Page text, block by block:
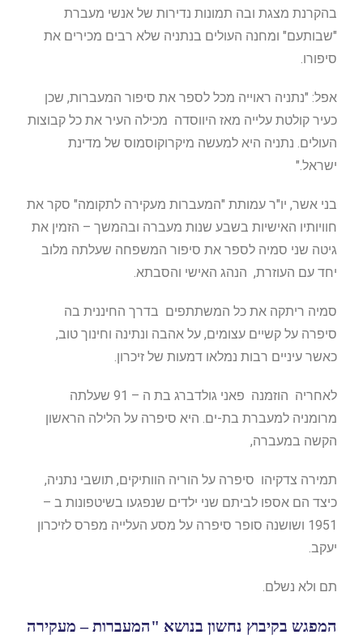
בהקרנת מצגת ובה תמונות נדירות של אנשי מעברת
"שבותעם" ומחנה העולים בנתניה שלא רבים מכירים את
סיפורו.
אפל: "נתניה ראוייה מכל לספר את סיפור המעברות, שכן
כעיר קולטת עלייה מאז היווסדה מכילה העיר את כל קבוצות
העולים. נתניה היא למעשה מיקרוקוסמוס של מדינת
ישראל."
בני אשר, יו"ר עמותת "המעברות מעקירה לתקומה" סקר את
חוויותיו האישיות בשבע שנות מעברה ובהמשך – הזמין את
גיטה שני סמיה לספר את סיפור המשפחה שעלתה מלוב
יחד עם העוזרת, הנהג האישי והסבתא.
סמיה ריתקה את כל המשתתפים בדרך החיננית בה
סיפרה על קשיים עצומים, על אהבה ונתינה וחינוך טוב,
כאשר עיניים רבות נמלאו דמעות של זיכרון.
לאחריה הוזמנה פאני גולדברג בת ה – 91 שעלתה
מרומניה למעברת בת-ים. היא סיפרה על הלילה הראשון
הקשה במעברה,
תמירה צדקיהו סיפרה על הוריה הוותיקים, תושבי נתניה,
כיצד הם אספו לביתם שני ילדים שנפגעו בשיטפונות ב –
1951 ושושנה סופר סיפרה על מסע העלייה מפרס לזיכרון
יעקב.
תם ולא נשלם.
המפגש בקיבוץ נחשון בנושא "המעברות – מעקירה